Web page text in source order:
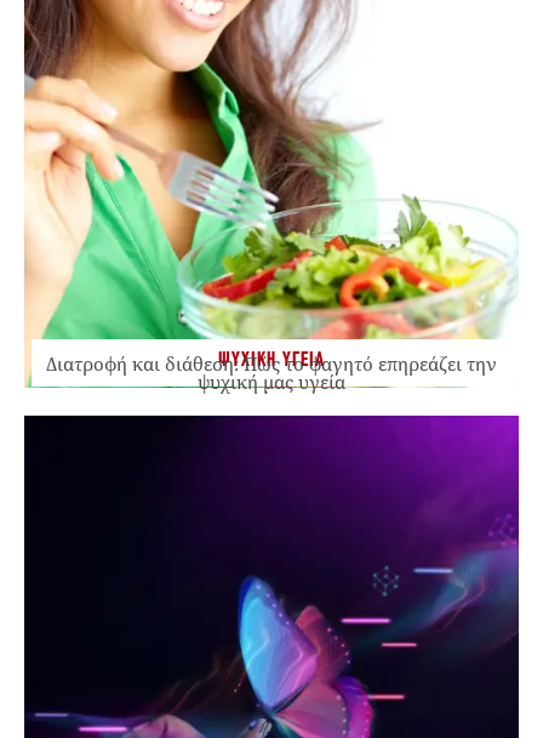
ΨΥΧΙΚΗ ΥΓΕΙΑ
Διατροφή και διάθεση: Πώς το φαγητό επηρεάζει την
ψυχική μας υγεία